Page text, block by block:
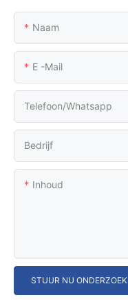
Naam
E -mail
Telefoon/whatsapp
Bedrijf
Inhoud
STUUR NU ONDERZOEK